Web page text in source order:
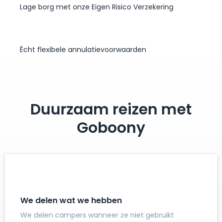
Lage borg met onze Eigen Risico Verzekering
Écht flexibele annulatievoorwaarden
Duurzaam reizen met
Goboony
We delen wat we hebben
We delen campers wanneer ze niet gebruikt